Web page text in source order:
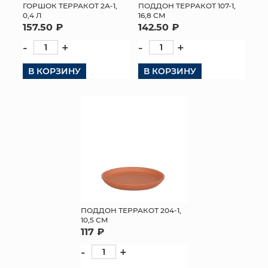
ПОДАРОЧНЫЕ КАРТЫ
ТОРГОВЫЙ ЦЕНТР
ОПТОВЫМ КЛИЕНТАМ
ГОРШОК ТЕРРАКОТ 2А-1,
0,4 Л
157.50 ₽
- +
В КОРЗИНУ
ПОДДОН ТЕРРАКОТ 107-1,
16,8 СМ
142.50 ₽
- +
В КОРЗИНУ
ПОДДОН ТЕРРАКОТ 204-1,
10,5 СМ
117 ₽
- +